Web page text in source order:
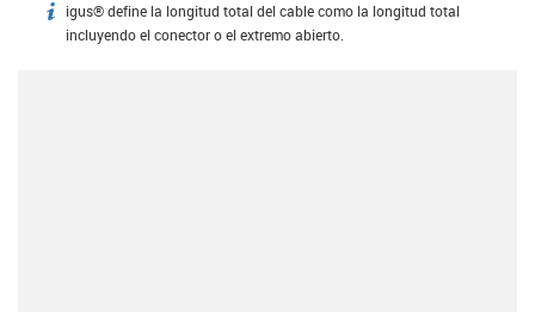
igus-icon-info
igus® define la longitud total del cable como la longitud total
incluyendo el conector o el extremo abierto.